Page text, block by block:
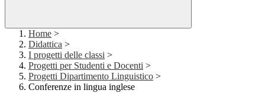
Home >
Didattica >
I progetti delle classi >
Progetti per Studenti e Docenti >
Progetti Dipartimento Linguistico >
Conferenze in lingua inglese